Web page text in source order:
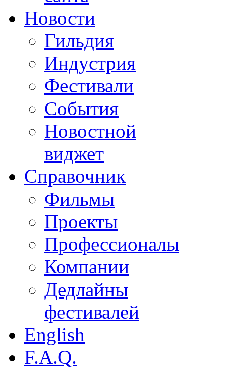
Новости
Гильдия
Индустрия
Фестивали
События
Новостной
виджет
Справочник
Фильмы
Проекты
Профессионалы
Компании
Дедлайны
фестивалей
English
F.A.Q.